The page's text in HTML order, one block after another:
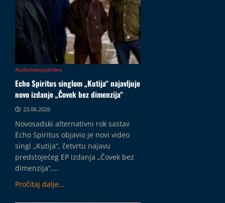
AudioIzdanjaVideo
Echo Spiritus singlom „Kutija“ najavljuje
novo izdanje „Čovek bez dimenzija“
23.06.2026
Novosadski alternativni rok sastav
Echo Spiritus objavio je novi video
singl „Kutija“, četvrtu najavu
predstojećeg EP izdanja „Čovek bez
dimenzija“,…
Pročitaj dalje…